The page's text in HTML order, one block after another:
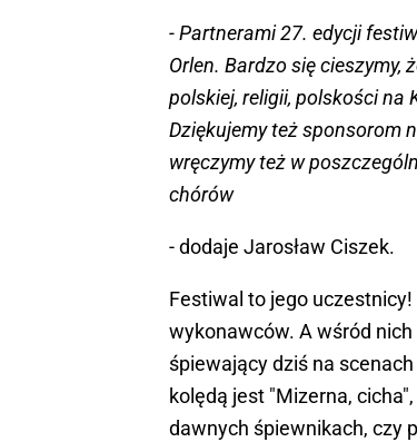
- Partnerami 27. edycji
Orlen. Bardzo się cieszymy,
polskiej, religii, polskości na
Dziękujemy też sponsorom
wręczymy też w
chórów
- dodaje Jarosław Ciszek.
Festiwal to jego
wykonawców. A wśród
śpiewający dziś na
kolędą jest "Mizerna,
dawnych śpiewnikach, czy